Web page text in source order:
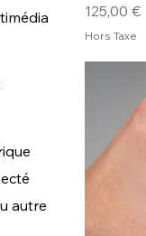
autre
Prix
125,00 €
Hors Taxe